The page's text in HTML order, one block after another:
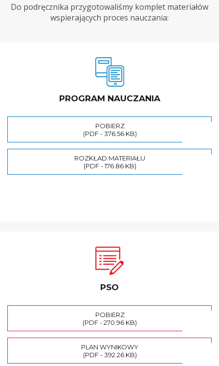
Do podręcznika przygotowaliśmy komplet materiałów
wspierających proces nauczania:
PROGRAM NAUCZANIA
POBIERZ
(PDF - 376.56 KB)
ROZKŁAD MATERIAŁU
(PDF - 176.86 KB)
PSO
POBIERZ
(PDF - 270.96 KB)
PLAN WYNIKOWY
(PDF - 392.26 KB)